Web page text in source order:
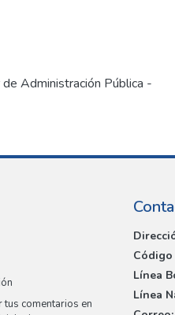
Administración Pública -
tus comentarios en
Línea
Línea